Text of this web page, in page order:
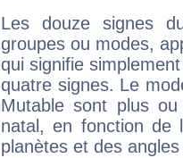
Les douze signes
groupes ou modes,
qui signifie
quatre signes. Le
Mutable sont plus
natal, en fonction de
planètes et des